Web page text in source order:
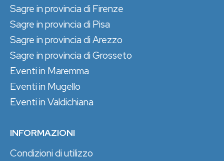
Sagre in provincia di Firenze
Sagre in provincia di Pisa
Sagre in provincia di Arezzo
Sagre in provincia di Grosseto
Eventi in Maremma
Eventi in Mugello
Eventi in Valdichiana
INFORMAZIONI
Condizioni di utilizzo